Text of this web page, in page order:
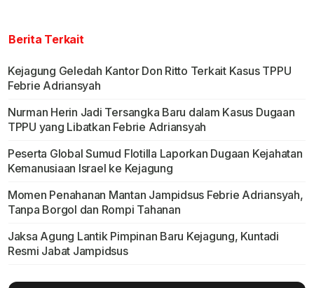
Berita Terkait
Kejagung Geledah Kantor Don Ritto Terkait Kasus TPPU
Febrie Adriansyah
Nurman Herin Jadi Tersangka Baru dalam Kasus Dugaan
TPPU yang Libatkan Febrie Adriansyah
Peserta Global Sumud Flotilla Laporkan Dugaan Kejahatan
Kemanusiaan Israel ke Kejagung
Momen Penahanan Mantan Jampidsus Febrie Adriansyah,
Tanpa Borgol dan Rompi Tahanan
Jaksa Agung Lantik Pimpinan Baru Kejagung, Kuntadi
Resmi Jabat Jampidsus